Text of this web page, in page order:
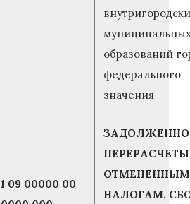
образований
федерального
значения
1 09 00000 00
ОТМЕНЕННЫМ
НАЛОГАМ,